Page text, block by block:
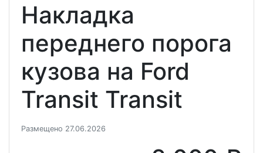
Накладка
переднего порога
кузова на Ford
Transit Transit
Размещено 27.06.2026